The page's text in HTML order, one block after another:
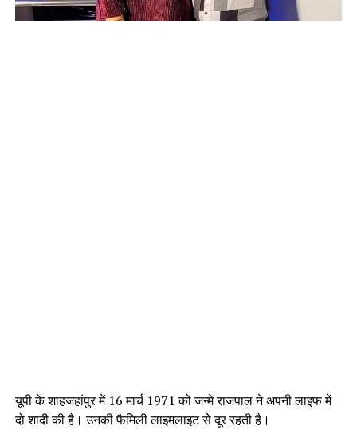
यूपी के शाहजहांपुर में 16 मार्च 1971 को जन्मे राजपाल ने अपनी लाइफ में
दो शादी की है। उनकी फैमिली लाइमलाइट से दूर रहती है।